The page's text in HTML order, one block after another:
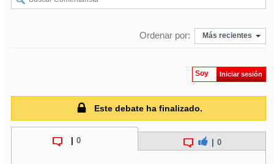
Ordenar por: Más recientes
Soy Iniciar sesión
Este debate ha finalizado.
0 0